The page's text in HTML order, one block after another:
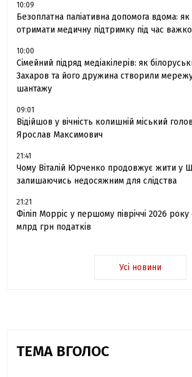
10:09
Безоплатна паліативна допомога вдома:
отримати медичну підтримку під час
10:00
Сімейний підряд медіакілерів: як
Захаров та його дружина створили мережу
шантажу
09:01
Відійшов у вічність колишній міський
Ярослав Максимович
21:41
Чому Віталій Юрченко продовжує жити у
залишаючись недосяжним для слідства
21:21
Філіп Морріс у першому півріччі 2026 року
млрд грн податків
Усі новини
ТЕМА ВГОЛОС